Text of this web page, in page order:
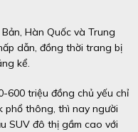
Hàn Quốc và Trung
dẫn, đồng thời trang bị
kể.
600 triệu đồng chủ yếu chỉ
phổ thông, thì nay người
SUV đô thị gầm cao với